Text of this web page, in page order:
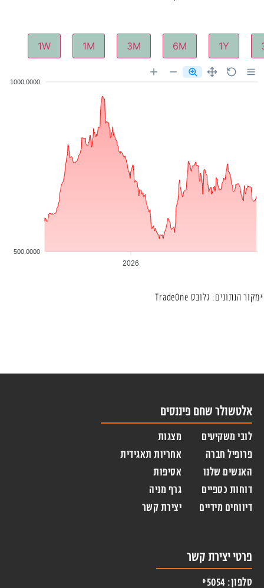
1W 1M 3M 6M 1Y
1000.0000
500.0000
2026
*מקור הנתונים: גלובס TradeOne
אלטשולר שחם פיננסים
לובי משקיעים
פרופיל חברה
האנשים שלנו
דוחות כספיים
דיווחים מידיים
מצגות
אחריות תאגידית
אסיפות
גרף מניה
יצירת קשר
פרטי יצירת קשר
טלפון: 5054*